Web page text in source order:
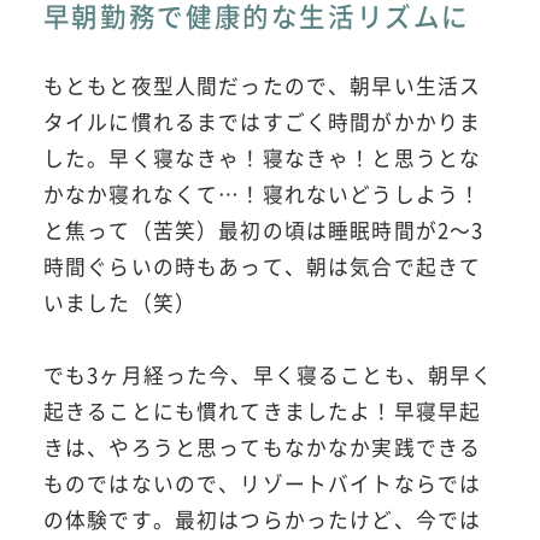
早朝勤務で健康的な生活リズムに
もともと夜型人間だったので、朝早い生活ス
タイルに慣れるまではすごく時間がかかりま
した。早く寝なきゃ！寝なきゃ！と思うとな
かなか寝れなくて…！寝れないどうしよう！
と焦って（苦笑）最初の頃は睡眠時間が2～3
時間ぐらいの時もあって、朝は気合で起きて
いました（笑）
でも3ヶ月経った今、早く寝ることも、朝早く
起きることにも慣れてきましたよ！早寝早起
きは、やろうと思ってもなかなか実践できる
ものではないので、リゾートバイトならでは
の体験です。最初はつらかったけど、今では